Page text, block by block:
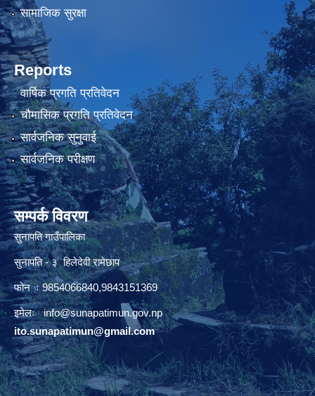
सामाजिक सुरक्षा
Reports
वार्षिक प्रगति प्रतिवेदन
चौमासिक प्रगति प्रतिवेदन
सार्वजनिक सुनुवाई
सार्वजनिक परीक्षण
सम्पर्क विवरण
सुनापति गाउँपालिका
सुनापति - ३ हिलेदेवी रामेछाप
फोन ः 9854066840,9843151369
इमेलः info@sunapatimun.gov.np
ito.sunapatimun@gmail.com